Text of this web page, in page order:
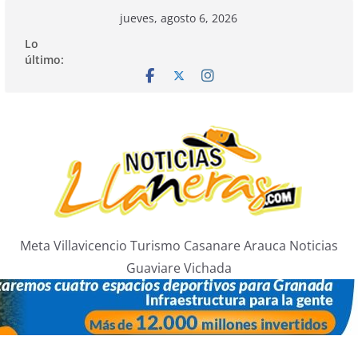
contenido
jueves, agosto 6, 2026
Lo
último:
Meta Villavicencio Turismo Casanare Arauca Noticias
Guaviare Vichada